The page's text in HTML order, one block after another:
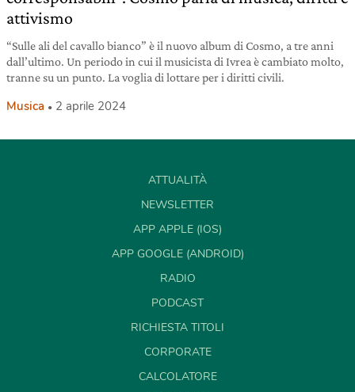
attivismo
“Sulle ali del cavallo bianco” è il nuovo album di Cosmo, a tre anni
dall’ultimo. Un periodo in cui il musicista di Ivrea è cambiato molto,
tranne su un punto. La voglia di lottare per i diritti civili.
Musica 2 aprile 2024
ATTUALITÀ
NEWSLETTER
APP APPLE (IOS)
APP GOOGLE (ANDROID)
RADIO
PODCAST
RICHIESTA TITOLI
CORPORATE
CALCOLATORE